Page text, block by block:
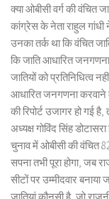
क्या ओबीसी वर्ग की वंचित
कांग्रेस के नेता राहुल
उनका तर्क था कि वंचित
कि जाति आधारित
जातियों को प्रतिनिधित्व
आधारित जनगणना करवाने
की रिपोर्ट उजागर हो गई
अध्यक्ष गोविंद सिंह
चुनाव में ओबीसी की वंचित
सपना तभी पूरा होगा, जब
सीटों पर उम्मीदवार